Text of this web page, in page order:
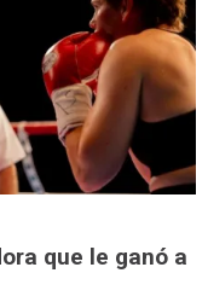
que le ganó a